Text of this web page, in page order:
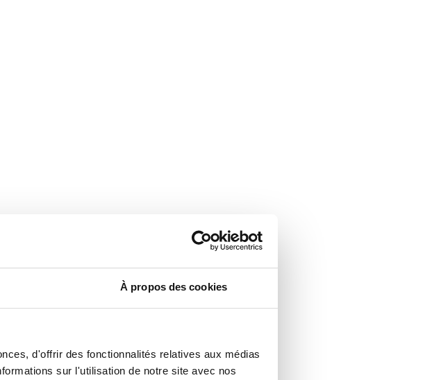
À propos des cookies
d'offrir des fonctionnalités relatives aux médias
sur l'utilisation de notre site avec nos